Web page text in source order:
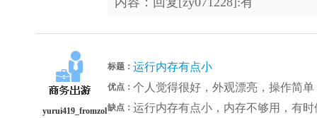
yurui419_fromzol
标题： 运行内存有点小
优点： 个人觉得很好，外观漂亮，操作简
缺点： 运行内存有点小，内存不够用，有